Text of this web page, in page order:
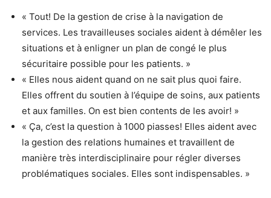
« Tout! De la gestion de crise à la navigation de
services. Les travailleuses sociales aident à démêler les
situations et à enligner un plan de congé le plus
sécuritaire possible pour les patients. »
« Elles nous aident quand on ne sait plus quoi faire.
Elles offrent du soutien à l’équipe de soins, aux patients
et aux familles. On est bien contents de les avoir! »
« Ça, c’est la question à 1000 piasses! Elles aident avec
la gestion des relations humaines et travaillent de
manière très interdisciplinaire pour régler diverses
problématiques sociales. Elles sont indispensables. »